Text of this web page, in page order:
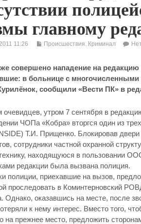
главному
11:26 Происшествия. Криминал
совершено нападение на редакцию
в больнице с
сообщили «Вести ПК» в
утром 7 сентября в
ЧОПа «Кобра» вторгся один из
Т.И. Прищенко. Блокировав
сотрудники частной охранной
находящуюся в пользовании
редакции была вызвана полиция.
полиции, приехавшие на вызов,
проследовать в Коминтерновский
Однако, оказавшись на месте, после
к нему интерес. Вместо того,
на прежнее место, предложить